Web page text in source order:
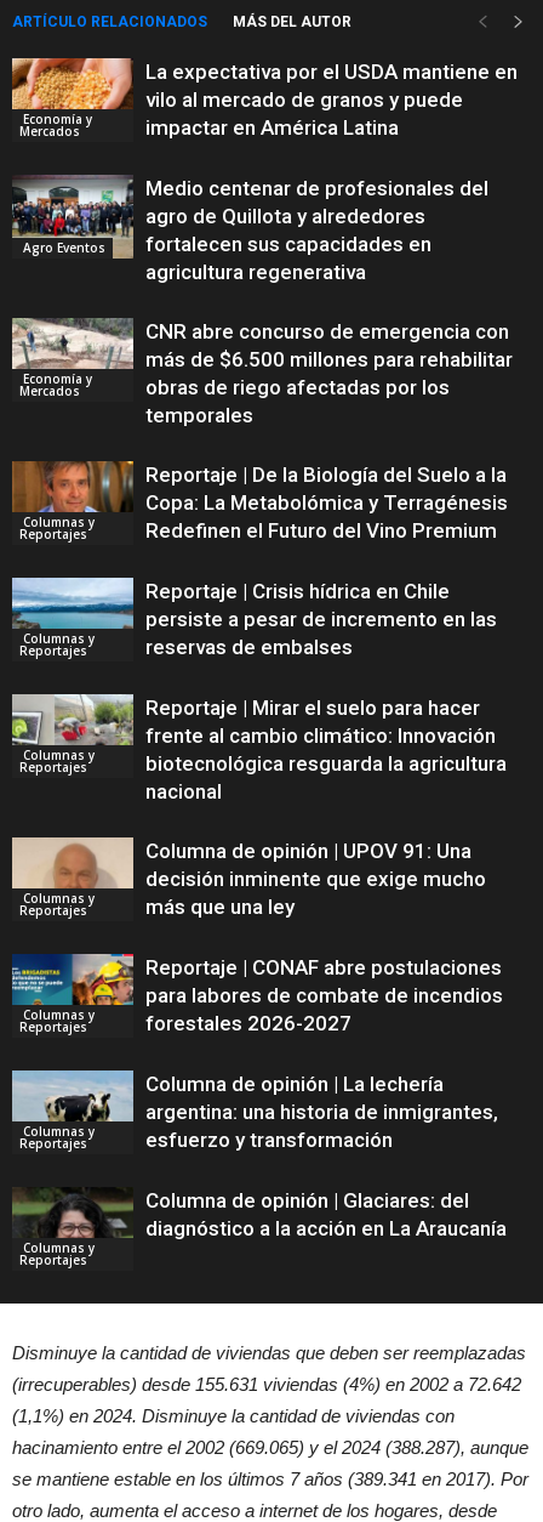
ARTÍCULO RELACIONADOS MÁS DEL AUTOR
Economía y
Mercados
La expectativa por el USDA mantiene en
vilo al mercado de granos y puede
impactar en América Latina
Agro Eventos
Medio centenar de profesionales del
agro de Quillota y alrededores
fortalecen sus capacidades en
agricultura regenerativa
Economía y
Mercados
CNR abre concurso de emergencia con
más de $6.500 millones para rehabilitar
obras de riego afectadas por los
temporales
Columnas y
Reportajes
Reportaje | De la Biología del Suelo a la
Copa: La Metabolómica y Terragénesis
Redefinen el Futuro del Vino Premium
Columnas y
Reportajes
Reportaje | Crisis hídrica en Chile
persiste a pesar de incremento en las
reservas de embalses
Columnas y
Reportajes
Reportaje | Mirar el suelo para hacer
frente al cambio climático: Innovación
biotecnológica resguarda la agricultura
nacional
Columnas y
Reportajes
Columna de opinión | UPOV 91: Una
decisión inminente que exige mucho
más que una ley
Columnas y
Reportajes
Reportaje | CONAF abre postulaciones
para labores de combate de incendios
forestales 2026-2027
Columnas y
Reportajes
Columna de opinión | La lechería
argentina: una historia de inmigrantes,
esfuerzo y transformación
Columnas y
Reportajes
Columna de opinión | Glaciares: del
diagnóstico a la acción en La Araucanía
Disminuye la cantidad de viviendas que deben ser reemplazadas
(irrecuperables) desde 155.631 viviendas (4%) en 2002 a 72.642
(1,1%) en 2024. Disminuye la cantidad de viviendas con
hacinamiento entre el 2002 (669.065) y el 2024 (388.287), aunque
se mantiene estable en los últimos 7 años (389.341 en 2017). Por
otro lado, aumenta el acceso a internet de los hogares, desde